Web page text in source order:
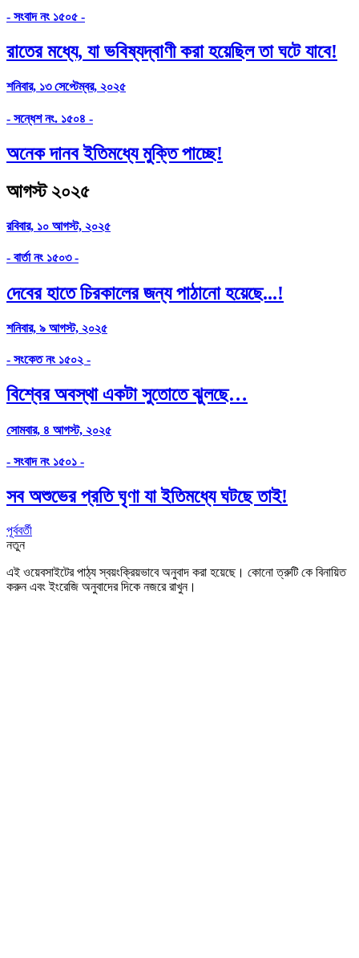
- সংবাদ নং ১৫০৫ -
রাতের মধ্যে, যা ভবিষ্যদ্বাণী করা হয়েছিল তা ঘটে যাবে!
শনিবার, ১৩ সেপ্টেম্বর, ২০২৫
- সন্ধেশ নং. ১৫০৪ -
অনেক দানব ইতিমধ্যে মুক্তি পাচ্ছে!
আগস্ট ২০২৫
রবিবার, ১০ আগস্ট, ২০২৫
- বার্তা নং ১৫০৩ -
দেবের হাতে চিরকালের জন্য পাঠানো হয়েছে...!
শনিবার, ৯ আগস্ট, ২০২৫
- সংকেত নং ১৫০২ -
বিশ্বের অবস্থা একটা সুতোতে ঝুলছে…
সোমবার, ৪ আগস্ট, ২০২৫
- সংবাদ নং ১৫০১ -
সব অশুভের প্রতি ঘৃণা যা ইতিমধ্যে ঘটছে তাই!
পূর্ববর্তী
নতুন
এই ওয়েবসাইটের পাঠ্য স্বয়ংক্রিয়ভাবে অনুবাদ করা হয়েছে। কোনো ত্রুটি কে বিনায়িত
করুন এবং ইংরেজি অনুবাদের দিকে নজরে রাখুন।